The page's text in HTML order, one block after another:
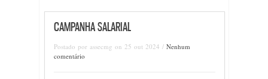
CAMPANHA SALARIAL
Postado por assecmg on 25 out 2024 / Nenhum
comentário